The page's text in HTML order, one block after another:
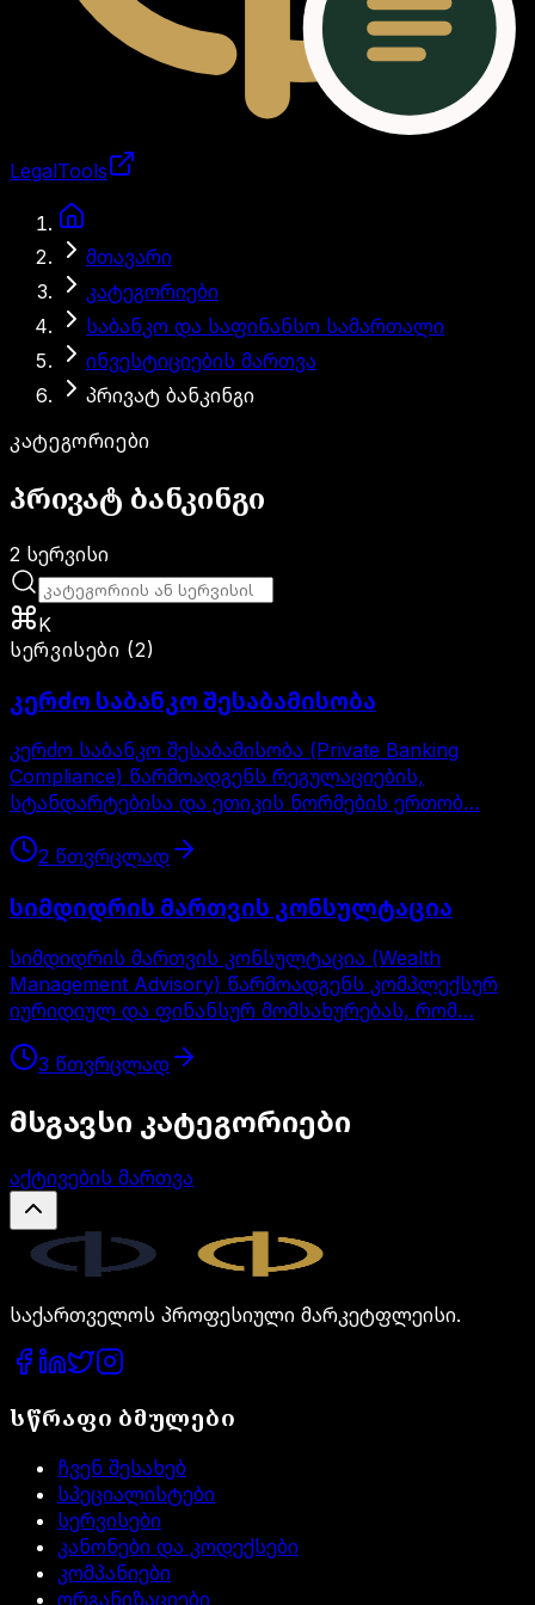
LegalTools
გადასვლა მთავარ შინაარსზე
მთავარი
კატეგორიები
საბანკო და საფინანსო სამართალი
ინვესტიციების მართვა
პრივატ ბანკინგი
კატეგორიები
პრივატ ბანკინგი
2 სერვისი
K
სერვისები (2)
კერძო საბანკო შესაბამისობა
კერძო საბანკო შესაბამისობა (Private Banking
Compliance) წარმოადგენს რეგულაციების,
სტანდარტებისა და ეთიკის ნორმების ერთობ…
2 წთვრცლად
სიმდიდრის მართვის კონსულტაცია
სიმდიდრის მართვის კონსულტაცია (Wealth
Management Advisory) წარმოადგენს კომპლექსურ
იურიდიულ და ფინანსურ მომსახურებას, რომ…
3 წთვრცლად
მსგავსი კატეგორიები
აქტივების მართვა
საქართველოს პროფესიული მარკეტფლეისი.
სწრაფი ბმულები
ჩვენ შესახებ
სპეციალისტები
სერვისები
კანონები და კოდექსები
კომპანიები
ორგანიზაციები